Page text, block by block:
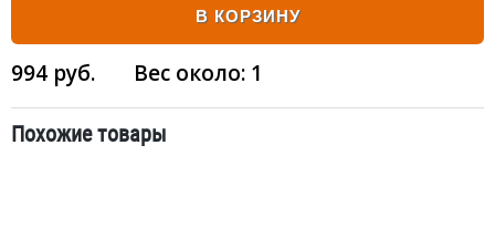
В КОРЗИНУ
994 руб. Вес около: 1
Похожие товары